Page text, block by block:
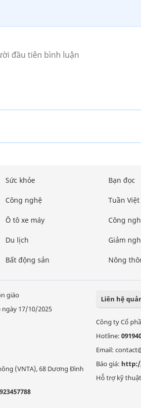
Sức khỏe
Công nghệ
Ô tô xe máy
Du lịch
Bất động sản
Bạn đọc
Tuần
Công
Giảm
Nông
giáo
ngày 17/10/2025
(VNTA), 68 Dương Đình
Liên hệ
Công ty Cổ
Hotline:
Email:
Báo giá:
Hỗ trợ kỹ